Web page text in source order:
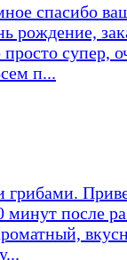
спасибо
рождение,
супер,
п...
грибами.
после